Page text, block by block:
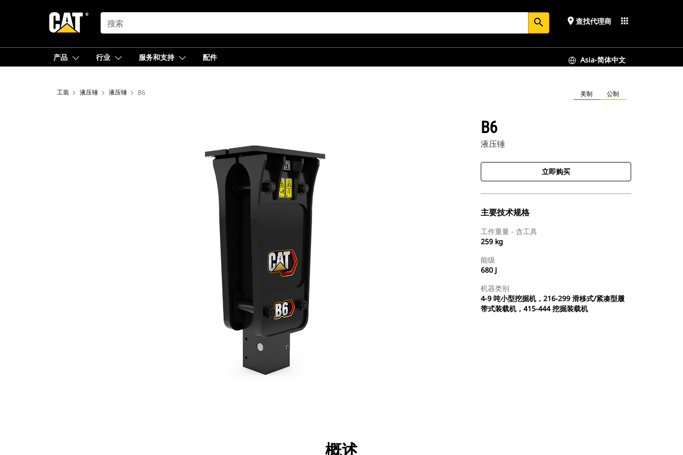
SEARCH search place 查找代理商 apps
产品 行业 服务和支持 配件 Asia-简体中文
工装 液压锤 液压锤 B6 美制 公制
B6
液压锤
立即购买
主要技术规格
工作重量 - 含工具
259 kg
能级
680 J
机器类别
4-9 吨小型挖掘机，216-299 滑移式/紧凑型履
带式装载机，415-444 挖掘装载机
展示
概述